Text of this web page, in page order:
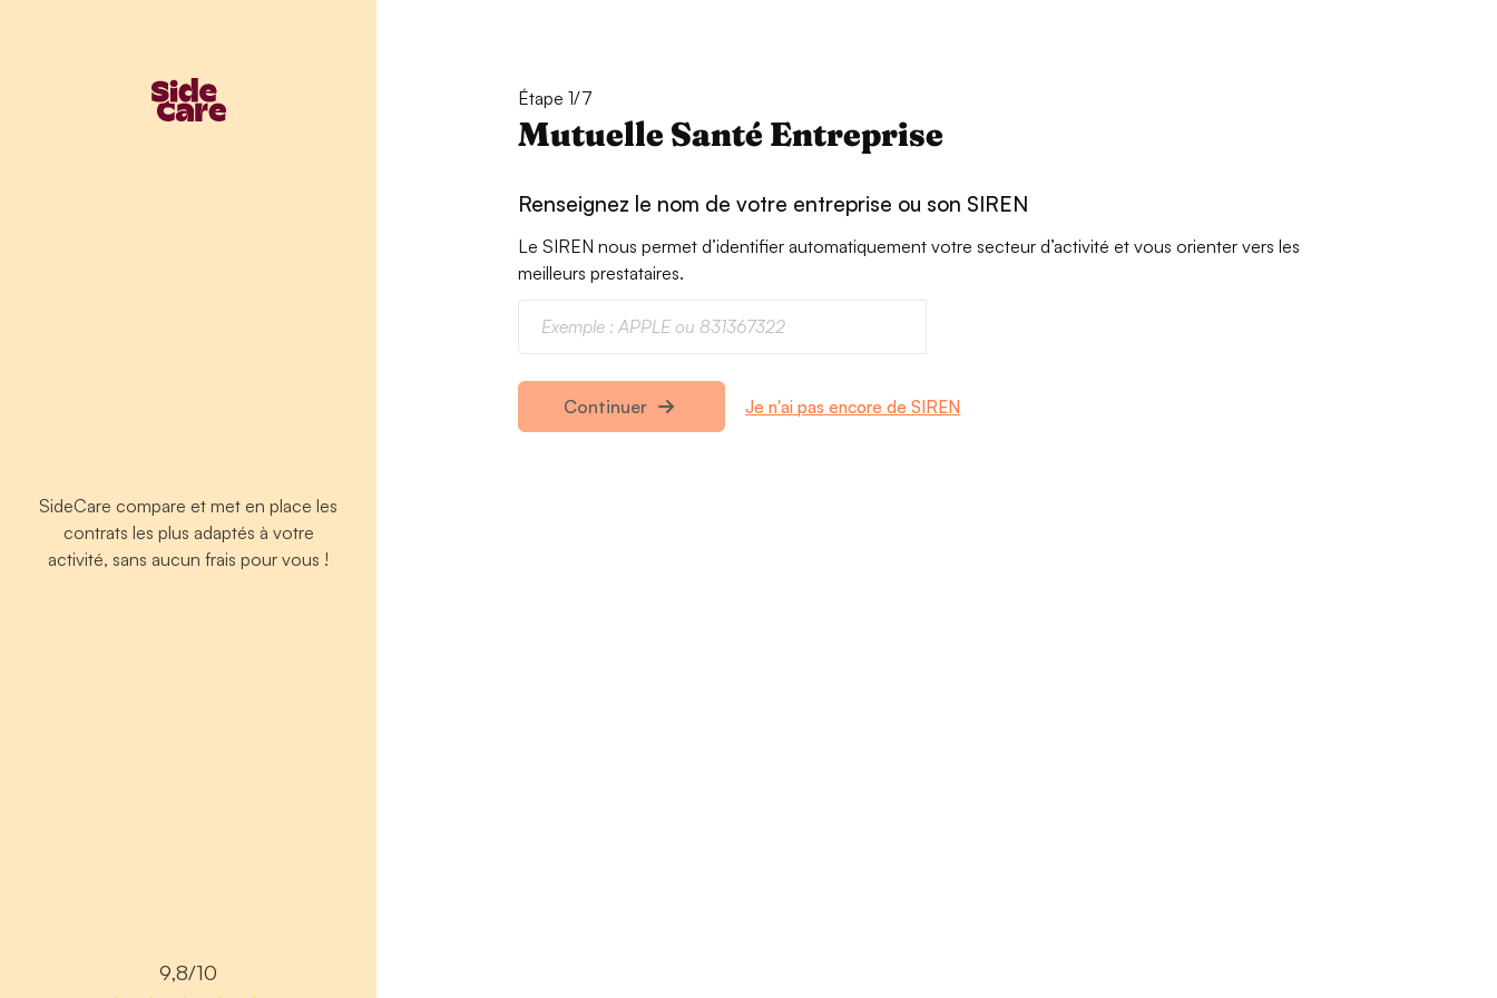
SideCare compare et met en place les
contrats les plus adaptés à votre
activité, sans aucun frais pour vous !
9,8/10
Étape 1/7
Mutuelle Santé Entreprise
Renseignez le nom de votre entreprise ou son SIREN
Le SIREN nous permet d’identifier automatiquement votre secteur d’activité et vous orienter vers les
meilleurs prestataires.
Continuer Je n'ai pas encore de SIREN